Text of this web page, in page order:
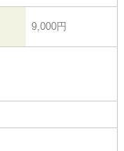
9,000円